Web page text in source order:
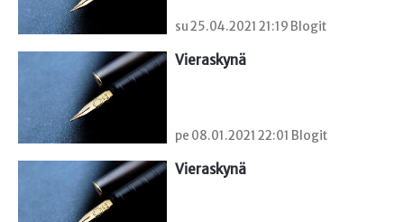
su 25.04.2021 21:19 Blogit
Vieraskynä
pe 08.01.2021 22:01 Blogit
Vieraskynä